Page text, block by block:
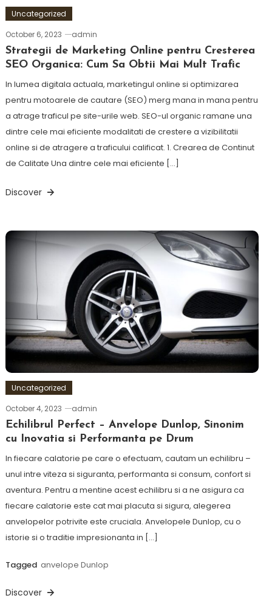
Uncategorized
October 6, 2023
admin
Strategii de Marketing Online pentru Cresterea
SEO Organica: Cum Sa Obtii Mai Mult Trafic
In lumea digitala actuala, marketingul online si optimizarea
pentru motoarele de cautare (SEO) merg mana in mana pentru
a atrage traficul pe site-urile web. SEO-ul organic ramane una
dintre cele mai eficiente modalitati de crestere a vizibilitatii
online si de atragere a traficului calificat. 1. Crearea de Continut
de Calitate Una dintre cele mai eficiente […]
Discover
Uncategorized
October 4, 2023
admin
Echilibrul Perfect – Anvelope Dunlop, Sinonim
cu Inovatia si Performanta pe Drum
In fiecare calatorie pe care o efectuam, cautam un echilibru –
unul intre viteza si siguranta, performanta si consum, confort si
aventura. Pentru a mentine acest echilibru si a ne asigura ca
fiecare calatorie este cat mai placuta si sigura, alegerea
anvelopelor potrivite este cruciala. Anvelopele Dunlop, cu o
istorie si o traditie impresionanta in […]
Tagged anvelope Dunlop
Discover